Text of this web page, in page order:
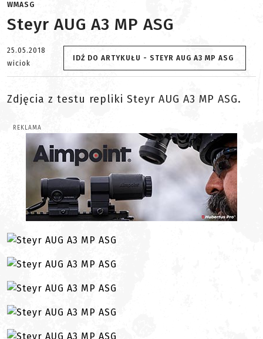
WMASG
Steyr AUG A3 MP ASG
25.05.2018
wiciok
IDŹ DO ARTYKUŁU - STEYR AUG A3 MP ASG
Zdjęcia z testu repliki Steyr AUG A3 MP ASG.
REKLAMA